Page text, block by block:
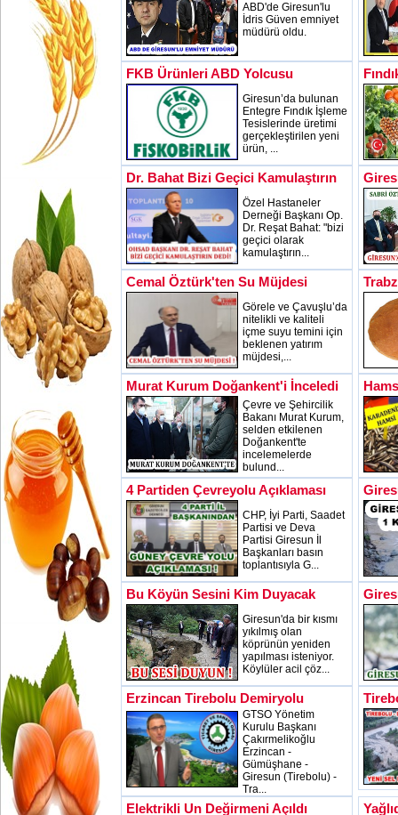
ABD'de Giresun'lu
İdris Güven emniyet
müdürü oldu.
FKB Ürünleri ABD Yolcusu
Giresun’da bulunan
Entegre Fındık İşleme
Tesislerinde üretimi
gerçekleştirilen yeni
ürün, ...
Dr. Bahat Bizi Geçici Kamulaştırın
Özel Hastaneler
Derneği Başkanı Op.
Dr. Reşat Bahat: "bizi
geçici olarak
kamulaştırın...
Cemal Öztürk'ten Su Müjdesi
Görele ve Çavuşlu’da
nitelikli ve kaliteli
içme suyu temini için
beklenen yatırım
müjdesi,...
Murat Kurum Doğankent'i İnceledi
Çevre ve Şehircilik
Bakanı Murat Kurum,
selden etkilenen
Doğankent'te
incelemelerde
bulund...
4 Partiden Çevreyolu Açıklaması
CHP, İyi Parti, Saadet
Partisi ve Deva
Partisi Giresun İl
Başkanları basın
toplantısıyla G...
Bu Köyün Sesini Kim Duyacak
Giresun'da bir kısmı
yıkılmış olan
köprünün yeniden
yapılması isteniyor.
Köylüler acil çöz...
Erzincan Tirebolu Demiryolu
GTSO Yönetim
Kurulu Başkanı
Çakırmelikoğlu
Erzincan -
Gümüşhane -
Giresun (Tirebolu) -
Tra...
Elektrikli Un Değirmeni Açıldı